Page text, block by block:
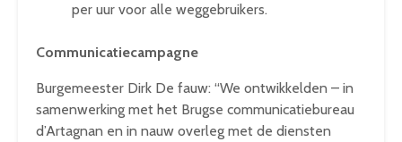
per uur voor alle weggebruikers.
Communicatiecampagne
Burgemeester Dirk De fauw: “We ontwikkelden – in
samenwerking met het Brugse communicatiebureau
d’Artagnan en in nauw overleg met de diensten